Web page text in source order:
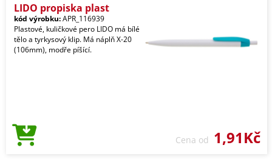
LIDO propiska plast
kód výrobku:APR_116939
Plastové, kuličkové pero LIDO má bílé
tělo a tyrkysový klip. Má náplň X-20
(106mm), modře píšící.
Cena od 1,91Kč